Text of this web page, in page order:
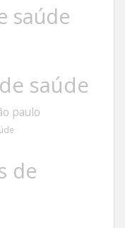
saúde
saúde
paulo
de